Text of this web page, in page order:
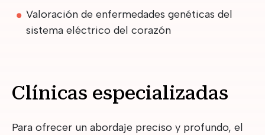
Valoración de enfermedades genéticas del
sistema eléctrico del corazón
Clínicas especializadas
Para ofrecer un abordaje preciso y profundo, el